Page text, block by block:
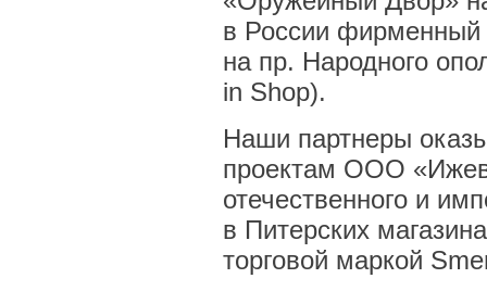
в России
на пр. Народного
in Shop).
Наши партнеры
проектам ООО
отечественного и
в Питерских
торговой маркой